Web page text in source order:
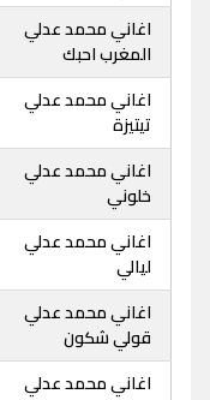
اغاني محمد عدلي
المغرب احبك
اغاني محمد عدلي
تيتيزة
اغاني محمد عدلي
خلوني
اغاني محمد عدلي
ليالي
اغاني محمد عدلي
قولي شكون
اغاني محمد عدلي